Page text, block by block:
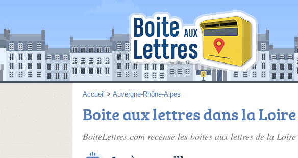
Accueil > Auvergne-Rhône-Alpes
Boite aux lettres dans la Loire
BoiteLettres.com recense les boites aux lettres de la Loire